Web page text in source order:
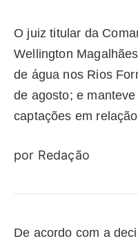
O juiz titular da
Wellington
de água nos Rios
de agosto; e
captações em
por Redação
De acordo com a